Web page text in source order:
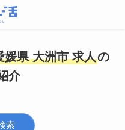
媛県 大洲市 求人の
介
索